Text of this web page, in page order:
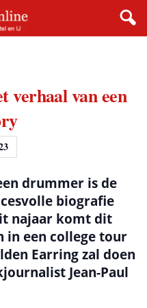
verhaal van een
drummer is de
biografie
najaar komt dit
in een college tour
Earring zal doen
Jean-Paul